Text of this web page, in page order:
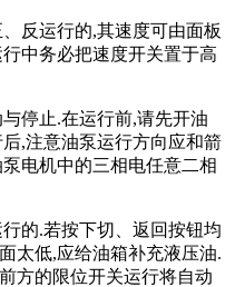
、反运行的,其速度可由面板
中务必把速度开关置于高
停止.在运行前,请先开油
后,注意油泵运行方向应和箭
电机中的三相电任意二相
行的.若按下切、返回按钮均
太低,应给油箱补充液压油.
方的限位开关运行将自动